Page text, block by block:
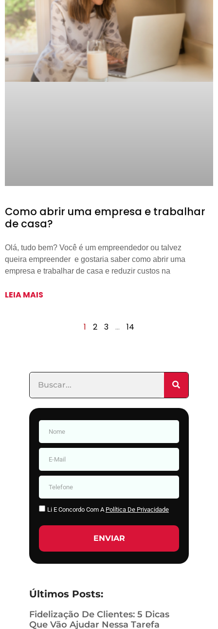
Como abrir uma empresa e trabalhar
de casa?
Olá, tudo bem? Você é um empreendedor ou talvez
queira empreender e gostaria saber como abrir uma
empresa e trabalhar de casa e reduzir custos na
LEIA MAIS
1 2 3 … 14
Li E Concordo Com A Política De Privacidade
ENVIAR
Últimos Posts:
Fidelização De Clientes: 5 Dicas
Que Vão Ajudar Nessa Tarefa